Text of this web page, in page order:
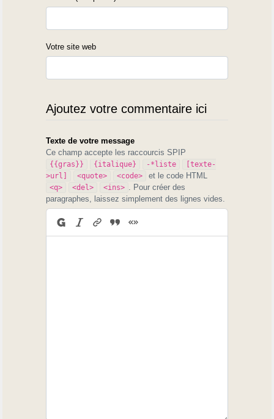
Votre site web
Ajoutez votre commentaire ici
Texte de votre message
Ce champ accepte les raccourcis SPIP
{{gras}} {italique} -*liste
[texte-
>url]
<quote> <code> et le code HTML
<q> <del> <ins>
. Pour créer des
paragraphes, laissez simplement des lignes vides.